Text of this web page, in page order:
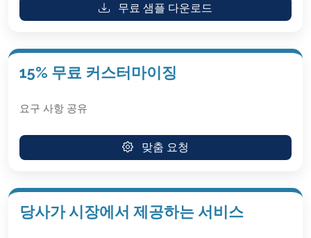
무료 샘플 다운로드
15% 무료 커스터마이징
요구 사항 공유
맞춤 요청
당사가 시장에서 제공하는 서비스